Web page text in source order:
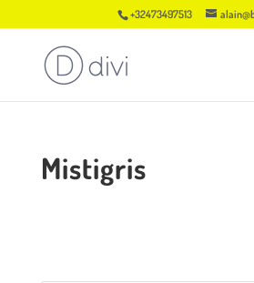
+32473497513
Mistigris